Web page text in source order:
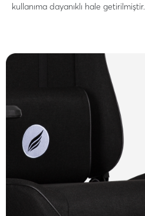
kullanıma dayanıklı hale getirilmiştir.